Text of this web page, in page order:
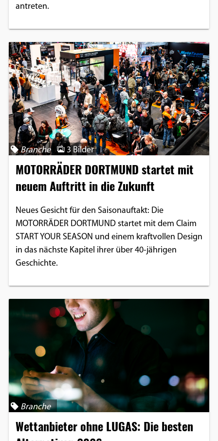
antreten.
Branche 3 Bilder
MOTORRÄDER DORTMUND startet mit
neuem Auftritt in die Zukunft
Neues Gesicht für den Saisonauftakt: Die
MOTORRÄDER DORTMUND startet mit dem Claim
START YOUR SEASON und einem kraftvollen Design
in das nächste Kapitel ihrer über 40-jährigen
Geschichte.
Branche
Wettanbieter ohne LUGAS: Die besten